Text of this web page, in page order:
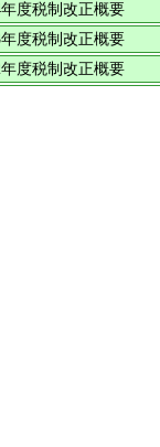
度税制改正概要
度税制改正概要
度税制改正概要